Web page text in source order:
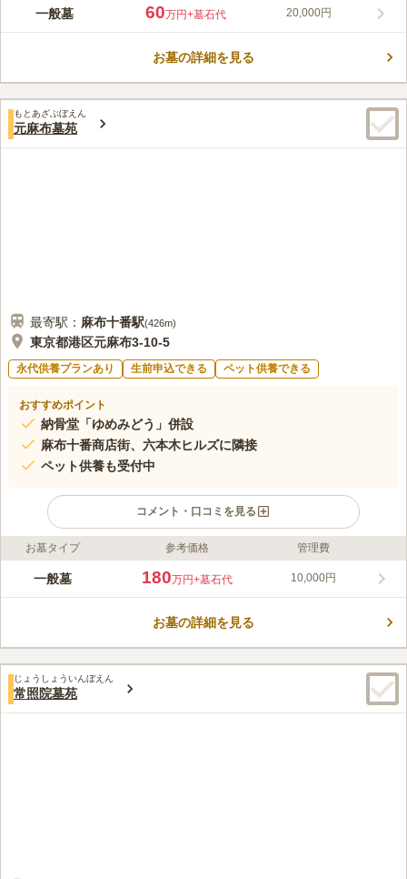
隅田川周辺の江戸情緒と現代感覚の融合した圓通寺は、伊勢崎線
堂前からは新たな名所の東京スカイツリーを仰ぎ見ることができ
頂けまます。
口コミ評価
みんなの評価
赤坂見附界隈にはいろいろなお店があります 中華料理店や焼肉
一般墓 60万円+墓石代 20,000円
お墓の詳細を見る
もとあざぶぼえん
元麻布墓苑
最寄駅： 麻布十番駅(426m)
東京都港区元麻布3-10-5
永代供養プランあり 生前申込できる ペット供養できる
おすすめポイント
納骨堂「ゆめみどう」併設
麻布十番商店街、六本木ヒルズに隣接
ペット供養も受付中
コメント・口コミを見る
ライフドット編集部のコメント
港区元麻布にある曹洞宗の寺院で、寛永3年（1626）に白容伝清
境内には釈迦牟尼佛、慈愛観音（聖観音）や、関東大震災で犠牲
ューアル工事が行われました。 都心にありながら、静かな環境
でお参りいただけます。駐車場も完備されているので、お車でも
お参りに行くことができます。
口コミ評価
この霊園はまだ誰からも評価されていません。
お墓タイプ 参考価格 管理費
一般墓 180万円+墓石代 10,000円
お墓の詳細を見る
じょうしょういんぼえん
常照院墓苑